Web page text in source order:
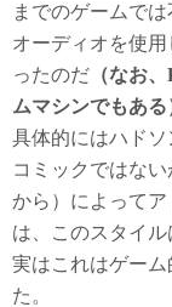
までのゲームで
オーディオを使
ったのだ （なお
ムマシンでもある
具体的にはハドソ
コミックではな
から）によって
は、このスタイ
実はこれはゲー
た。